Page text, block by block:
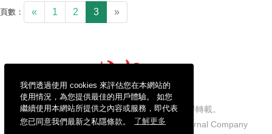
我們透過使用 cookies 來評估您在本網站的
使用情況，為您提供最佳的用戶體驗。 如您
繼續使用本網站所提供之內容或服務，即代表
您已同意我們最新之私隱條款。
了解更多
頁數： « 1 2 3 »
信報財經新聞有限公司版權所有，不得轉載。
Copyright © 2026 Hong Kong Economic Journal Company